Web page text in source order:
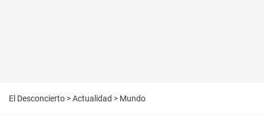
El Desconcierto >Actualidad > Mundo